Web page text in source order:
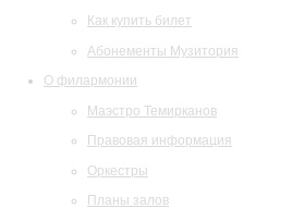
Как купить билет
Абонементы Музитория
О филармонии
Маэстро Темирканов
Правовая информация
Оркестры
Планы залов